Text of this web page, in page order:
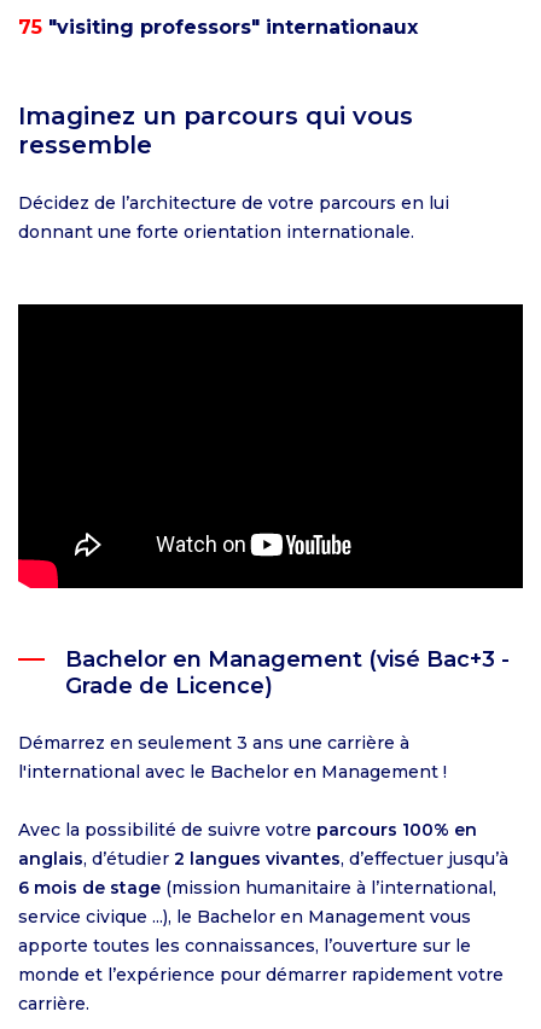
75 "visiting professors" internationaux
Imaginez un parcours qui vous
ressemble
Décidez de l’architecture de votre parcours en lui
donnant une forte orientation internationale.
Bachelor en Management (visé Bac+3 -
Grade de Licence)
Démarrez en seulement 3 ans une carrière à
l'international avec le Bachelor en Management !
Avec la possibilité de suivre votre parcours 100% en
anglais, d’étudier 2 langues vivantes, d’effectuer jusqu’à
6 mois de stage (mission humanitaire à l’international,
service civique ...), le Bachelor en Management vous
apporte toutes les connaissances, l’ouverture sur le
monde et l’expérience pour démarrer rapidement votre
carrière.